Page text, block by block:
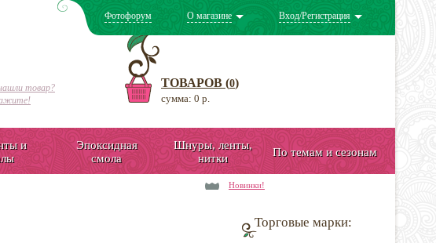
товар?
Фотофорум О магазине Вход/Регистрация
ТОВАРОВ (0)
сумма: 0 р.
и
Эпоксидная
смола
Шнуры, ленты,
нитки
По темам и сезонам
Новинки!
Торговые марки: